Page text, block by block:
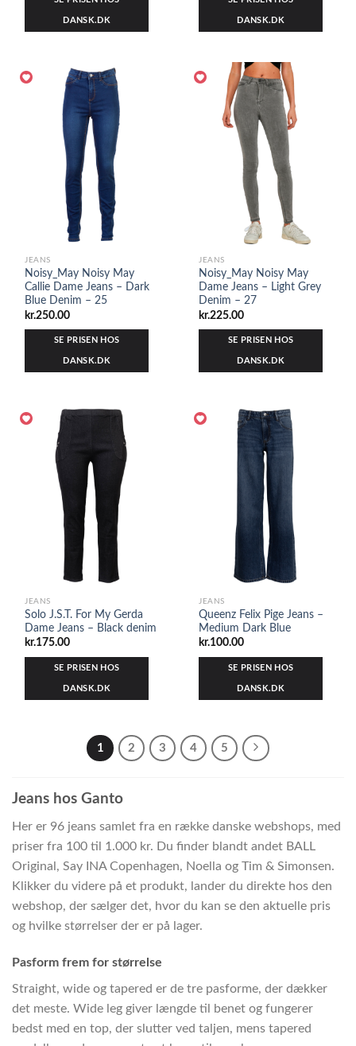
DANSK.DK DANSK.DK
JEANS
Noisy_May Noisy May
Callie Dame Jeans – Dark
Blue Denim – 25
kr.250.00
SE PRISEN HOS
DANSK.DK
JEANS
Noisy_May Noisy May
Dame Jeans – Light Grey
Denim – 27
kr.225.00
SE PRISEN HOS
DANSK.DK
JEANS
Solo J.S.T. For My Gerda
Dame Jeans – Black denim
kr.175.00
SE PRISEN HOS
DANSK.DK
JEANS
Queenz Felix Pige Jeans –
Medium Dark Blue
kr.100.00
SE PRISEN HOS
DANSK.DK
1 2 3 4 5
Jeans hos Ganto
Her er 96 jeans samlet fra en række danske webshops, med
priser fra 100 til 1.000 kr. Du finder blandt andet BALL
Original, Say INA Copenhagen, Noella og Tim & Simonsen.
Klikker du videre på et produkt, lander du direkte hos den
webshop, der sælger det, hvor du kan se den aktuelle pris
og hvilke størrelser der er på lager.
Pasform frem for størrelse
Straight, wide og tapered er de tre pasforme, der dækker
det meste. Wide leg giver længde til benet og fungerer
bedst med en top, der slutter ved taljen, mens tapered